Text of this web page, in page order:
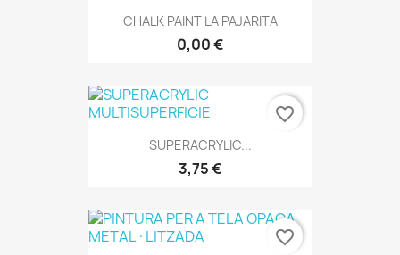
CHALK PAINT LA PAJARITA
0,00 €
SUPERACRYLIC...
3,75 €
favorite_border
favorite_border